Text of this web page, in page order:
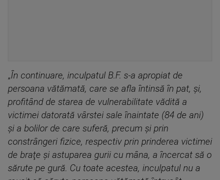
„În continuare, inculpatul B.F. s-a apropiat de
persoana vătămată, care se afla întinsă în pat, şi,
profitând de starea de vulnerabilitate vădită a
victimei datorată vârstei sale înaintate (84 de ani)
şi a bolilor de care suferă, precum şi prin
constrângeri fizice, respectiv prin prinderea victimei
de braţe şi astuparea gurii cu mâna, a încercat să o
sărute pe gură. Cu toate acestea, inculpatul nu a